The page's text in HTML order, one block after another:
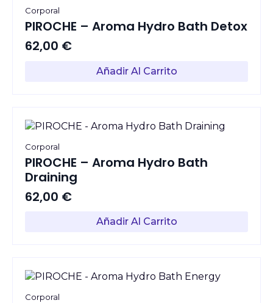
Corporal
PIROCHE – Aroma Hydro Bath Detox
62,00 €
Añadir Al Carrito
Corporal
PIROCHE – Aroma Hydro Bath
Draining
62,00 €
Añadir Al Carrito
Corporal